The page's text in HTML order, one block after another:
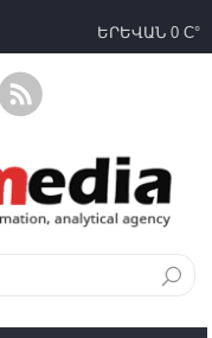
ԵՐԵՎԱՆ 0 C°